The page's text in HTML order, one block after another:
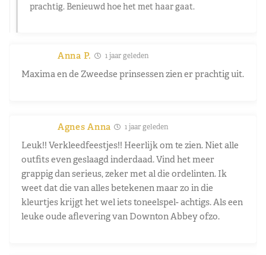
prachtig. Benieuwd hoe het met haar gaat.
Anna P. 1 jaar geleden
Maxima en de Zweedse prinsessen zien er prachtig uit.
Agnes Anna 1 jaar geleden
Leuk!! Verkleedfeestjes!! Heerlijk om te zien. Niet alle
outfits even geslaagd inderdaad. Vind het meer
grappig dan serieus, zeker met al die ordelinten. Ik
weet dat die van alles betekenen maar zo in die
kleurtjes krijgt het wel iets toneelspel- achtigs. Als een
leuke oude aflevering van Downton Abbey ofzo.